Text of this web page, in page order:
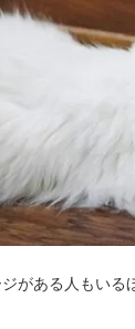
がある人もい